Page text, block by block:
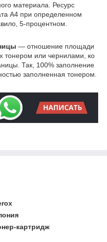
материала. Ресурс
А4 при определенном
5-процентном.
— отношение площади
тонером или чернилами, ко
Так, 100% заполнение
заполненная тонером.
картридж